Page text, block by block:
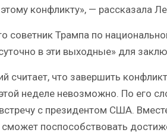
конфликту», — рассказала
советник Трампа по
в эти выходные» для
считает, что завершить
неделе невозможно. По его
с президентом США.
сможет поспособствовать